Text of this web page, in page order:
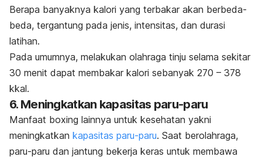
Berapa banyaknya kalori yang terbakar akan berbeda-
beda, tergantung pada jenis, intensitas, dan durasi
latihan.
Pada umumnya, melakukan olahraga tinju selama sekitar
30 menit dapat membakar kalori sebanyak 270 – 378
kkal.
6. Meningkatkan kapasitas paru-paru
Manfaat boxing lainnya untuk kesehatan yakni
meningkatkan kapasitas paru-paru. Saat berolahraga,
paru-paru dan jantung bekerja keras untuk membawa